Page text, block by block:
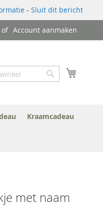
- Sluit dit bericht
Account aanmaken
Zoek
Kraamcadeau
met naam